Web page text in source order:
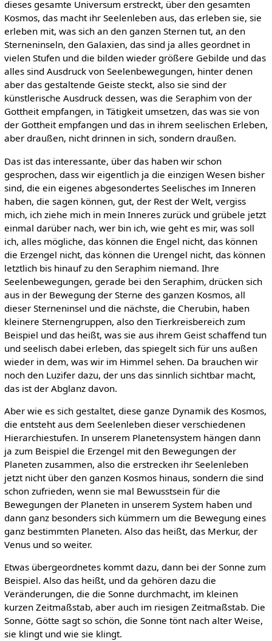
dieses gesamte Universum erstreckt, über den gesamten
Kosmos, das macht ihr Seelenleben aus, das erleben sie, sie
erleben mit, was sich an den ganzen Sternen tut, an den
Sterneninseln, den Galaxien, das sind ja alles geordnet in
vielen Stufen und die bilden wieder größere Gebilde und das
alles sind Ausdruck von Seelenbewegungen, hinter denen
aber das gestaltende Geiste steckt, also sie sind der
künstlerische Ausdruck dessen, was die Seraphim von der
Gottheit empfangen, in Tätigkeit umsetzen, das was sie von
der Gottheit empfangen und das in ihrem seelischen Erleben,
aber draußen, nicht drinnen in sich, sondern draußen.
Das ist das interessante, über das haben wir schon
gesprochen, dass wir eigentlich ja die einzigen Wesen bisher
sind, die ein eigenes abgesondertes Seelisches im Inneren
haben, die sagen können, gut, der Rest der Welt, vergiss
mich, ich ziehe mich in mein Inneres zurück und grübele jetzt
einmal darüber nach, wer bin ich, wie geht es mir, was soll
ich, alles mögliche, das können die Engel nicht, das können
die Erzengel nicht, das können die Urengel nicht, das können
letztlich bis hinauf zu den Seraphim niemand. Ihre
Seelenbewegungen, gerade bei den Seraphim, drücken sich
aus in der Bewegung der Sterne des ganzen Kosmos, all
dieser Sterneninsel und die nächste, die Cherubin, haben
kleinere Sternengruppen, also den Tierkreisbereich zum
Beispiel und das heißt, was sie aus ihrem Geist schaffend tun
und seelisch dabei erleben, das spiegelt sich für uns außen
wieder in dem, was wir im Himmel sehen. Da brauchen wir
noch den Luzifer dazu, der uns das sinnlich sichtbar macht,
das ist der Abglanz davon.
Aber wie es sich gestaltet, diese ganze Dynamik des Kosmos,
die entsteht aus dem Seelenleben dieser verschiedenen
Hierarchiestufen. In unserem Planetensystem hängen dann
ja zum Beispiel die Erzengel mit den Bewegungen der
Planeten zusammen, also die erstrecken ihr Seelenleben
jetzt nicht über den ganzen Kosmos hinaus, sondern die sind
schon zufrieden, wenn sie mal Bewusstsein für die
Bewegungen der Planeten in unserem System haben und
dann ganz besonders sich kümmern um die Bewegung eines
ganz bestimmten Planeten. Also das heißt, das Merkur, der
Venus und so weiter.
Etwas übergeordnetes kommt dazu, dann bei der Sonne zum
Beispiel. Also das heißt, und da gehören dazu die
Veränderungen, die die Sonne durchmacht, im kleinen
kurzen Zeitmaßstab, aber auch im riesigen Zeitmaßstab. Die
Sonne, Götte sagt so schön, die Sonne tönt nach alter Weise,
sie klingt und wie sie klingt.